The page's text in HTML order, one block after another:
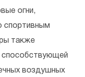
огни,
спортивным
также
способствующей
воздушных